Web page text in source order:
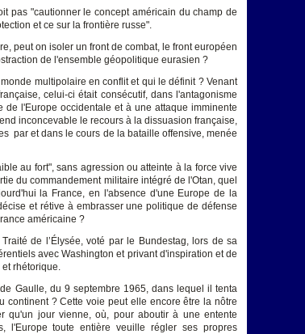
pas "cautionner le concept américain du champ de
et ce sur la frontière russe".
peut on isoler un front de combat, le front européen
de l'ensemble géopolitique eurasien ?
multipolaire en conflit et qui le définit ? Venant
celui-ci était consécutif, dans l'antagonisme
l'Europe occidentale et à une attaque imminente
inconcevable le recours à la dissuasion française,
par et dans le cours de la bataille offensive, menée
au fort", sans agression ou atteinte à la force vive
du commandement militaire intégré de l'Otan, quel
la France, en l'absence d'une Europe de la
et rétive à embrasser une politique de défense
américaine ?
de l’Élysée, voté par le Bundestag, lors de sa
avec Washington et privant d'inspiration et de
rhétorique.
Gaulle, du 9 septembre 1965, dans lequel il tenta
? Cette voie peut elle encore être la nôtre
qu'un jour vienne, où, pour aboutir à une entente
l'Europe toute entière veuille régler ses propres